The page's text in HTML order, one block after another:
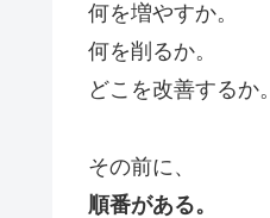
何を増やすか。
何を削るか。
どこを改善するか。
その前に、
順番がある。